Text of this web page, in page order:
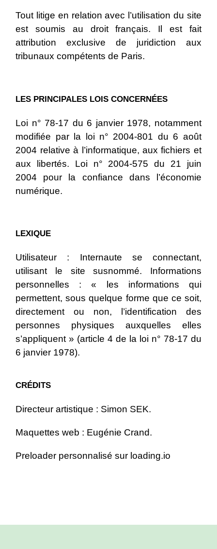
Tout litige en relation avec l’utilisation du site
est soumis au droit français. Il est fait
attribution exclusive de juridiction aux
tribunaux compétents de Paris.
LES PRINCIPALES LOIS CONCERNÉES
Loi n° 78-17 du 6 janvier 1978, notamment
modifiée par la loi n° 2004-801 du 6 août
2004 relative à l’informatique, aux fichiers et
aux libertés. Loi n° 2004-575 du 21 juin
2004 pour la confiance dans l’économie
numérique.
LEXIQUE
Utilisateur : Internaute se connectant,
utilisant le site susnommé. Informations
personnelles : « les informations qui
permettent, sous quelque forme que ce soit,
directement ou non, l’identification des
personnes physiques auxquelles elles
s’appliquent » (article 4 de la loi n° 78-17 du
6 janvier 1978).
CRÉDITS
Directeur artistique : Simon SEK.
Maquettes web : Eugénie Crand.
Preloader personnalisé sur loading.io